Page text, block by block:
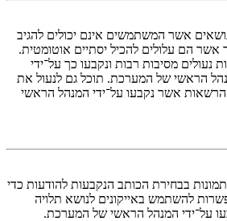
אשר המשתמשים אינם יכולים להגיב
אשר הם עלולים להכיל יסתיים אוטומטית.
נעולים מסיבות רבות ונקבעו כך על־ידי
הראשי של המערכת. תוכל גם לנעול את
אשר נקבעו על־ידי המנהל הראשי
בבחירת הכותב הנקבעות להודעות כדי
להשתמש באייקונים לנושא תלויה
על־ידי המנהל הראשי של המערכת.